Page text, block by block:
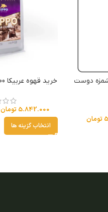
دوست
تومان
خرید قهوه عربیکا 100% (آروما کافی هیپو)
5.842.000 تومان
انتخاب گزینه ها